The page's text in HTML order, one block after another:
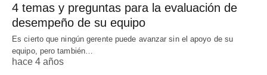
4 temas y preguntas para la evaluación de
desempeño de su equipo
Es cierto que ningún gerente puede avanzar sin el apoyo de su
equipo, pero también…
hace 4 años